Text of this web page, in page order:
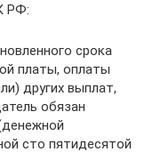
РФ:
срока
платы, оплаты
других выплат,
обязан
сто пятидесятой